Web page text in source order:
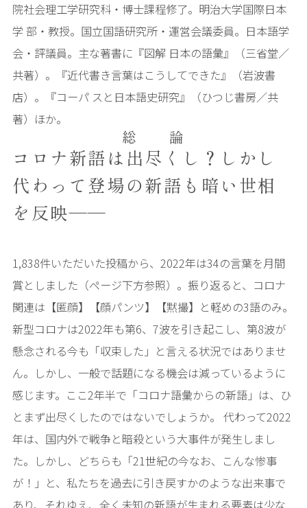
院社会理工学研究科・博士課程修了。明治大学国際日本
学 部・教授。国立国語研究所・運営会議委員。日本語学
会・評議員。主な著書に『図解 日本の語彙』（三省堂／
共著）。『近代書き言葉はこうしてできた』（岩波書
店）。『コーパ スと日本語史研究』（ひつじ書房／共
著）ほか。
総 論
コロナ新語は出尽くし？しかし
代わって登場の新語も暗い世相
を反映――
1,838件いただいた投稿から、2022年は34の言葉を月間
賞としました（ページ下方参照）。振り返ると、コロナ
関連は【匿顔】【顔パンツ】【黙撮】と軽めの3語のみ。
新型コロナは2022年も第6、7波を引き起こし、第8波が
懸念される今も「収束した」と言える状況ではありませ
ん。しかし、一般で話題になる機会は減っているように
感じます。ここ2年半で「コロナ語彙からの新語」は、ひ
とまず出尽くしたのではないでしょうか。 代わって2022
年は、国内外で戦争と暗殺という大事件が発生しまし
た。しかし、どちらも「21世紀の今なお、こんな惨事
が！」と、私たちを過去に引き戻すかのような出来事で
あり、それゆえ、全く未知の新語が生まれる要素は少な